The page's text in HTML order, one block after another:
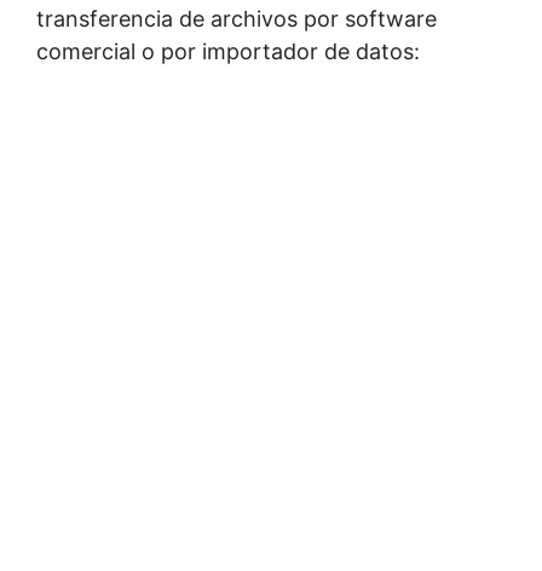
transferencia de archivos por software
comercial o por importador de datos: